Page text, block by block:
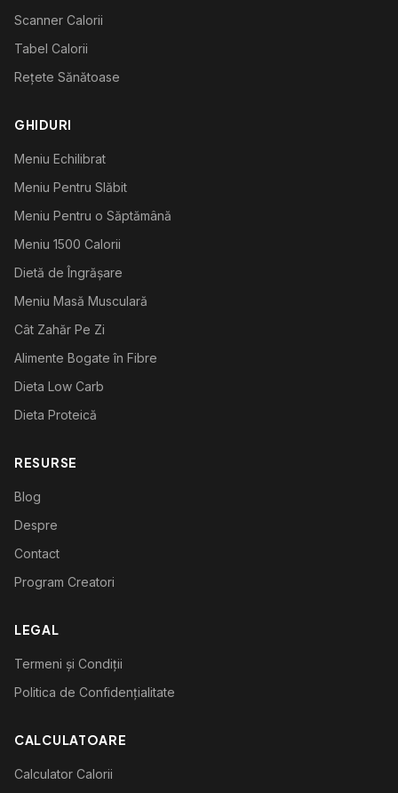
Scanner Calorii
Tabel Calorii
Rețete Sănătoase
GHIDURI
Meniu Echilibrat
Meniu Pentru Slăbit
Meniu Pentru o Săptămână
Meniu 1500 Calorii
Dietă de Îngrășare
Meniu Masă Musculară
Cât Zahăr Pe Zi
Alimente Bogate în Fibre
Dieta Low Carb
Dieta Proteică
RESURSE
Blog
Despre
Contact
Program Creatori
LEGAL
Termeni și Condiții
Politica de Confidențialitate
CALCULATOARE
Calculator Calorii